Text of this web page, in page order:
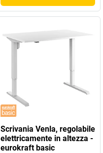
Scrivania Venla, regolabile
elettricamente in altezza -
eurokraft basic